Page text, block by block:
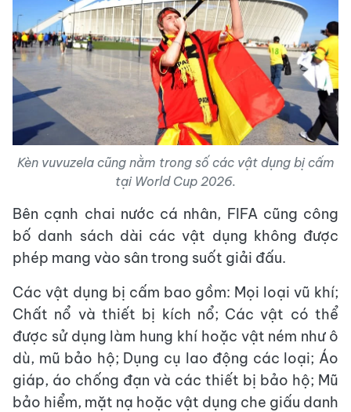
Kèn vuvuzela cũng nằm trong số các vật dụng bị cấm
tại World Cup 2026.
Bên cạnh chai nước cá nhân, FIFA cũng công
bố danh sách dài các vật dụng không được
phép mang vào sân trong suốt giải đấu.
Các vật dụng bị cấm bao gồm: Mọi loại vũ khí;
Chất nổ và thiết bị kích nổ; Các vật có thể
được sử dụng làm hung khí hoặc vật ném như ô
dù, mũ bảo hộ; Dụng cụ lao động các loại; Áo
giáp, áo chống đạn và các thiết bị bảo hộ; Mũ
bảo hiểm, mặt nạ hoặc vật dụng che giấu danh